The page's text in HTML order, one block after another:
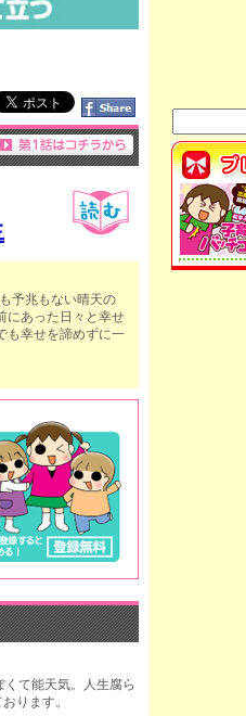
予兆もない晴天の
にあった日々と幸せ
も幸せを諦めずに一
て能天気。人生腐ら
ります。